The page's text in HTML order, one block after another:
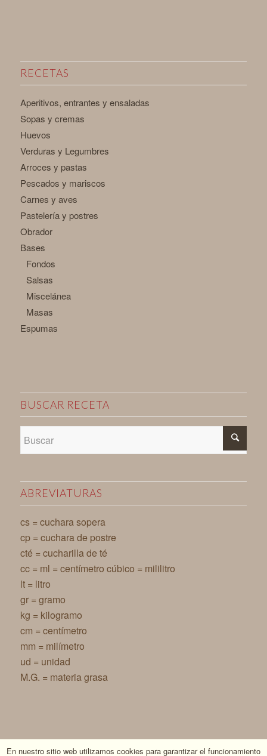
RECETAS
Aperitivos, entrantes y ensaladas
Sopas y cremas
Huevos
Verduras y Legumbres
Arroces y pastas
Pescados y mariscos
Carnes y aves
Pastelería y postres
Obrador
Bases
Fondos
Salsas
Miscelánea
Masas
Espumas
BUSCAR RECETA
ABREVIATURAS
cs = cuchara sopera
cp = cuchara de postre
cté = cucharilla de té
cc = ml = centímetro cúbico = mililitro
lt = litro
gr = gramo
kg = kilogramo
cm = centímetro
mm = milímetro
ud = unidad
M.G. = materia grasa
En nuestro sitio web utilizamos cookies para garantizar el funcionamiento